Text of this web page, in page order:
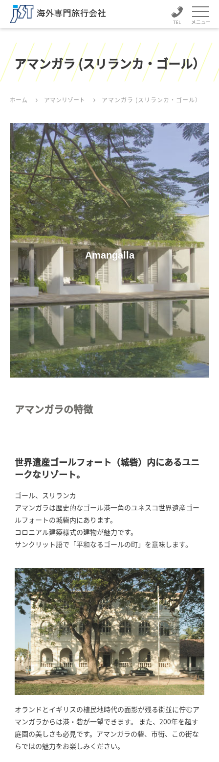
メニュー
アマンガラ (スリランカ・ゴール）
ホーム アマンリゾート アマンガラ (スリランカ・ゴール）
Amangalla
アマンガラの特徴
世界遺産ゴールフォート（城砦）内にあるユニ
ークなリゾート。
ゴール、スリランカ
アマンガラは歴史的なゴール港一角のユネスコ世界遺産ゴー
ルフォートの城砦内にあります。
コロニアル建築様式の建物が魅力です。
サンクリット語で「平和なるゴールの町」を意味します。
オランドとイギリスの植民地時代の面影が残る街並に佇むア
マンガラからは港・砦が一望できます。 また、200年を超す
庭園の美しさも必見です。アマンガラの砦、市街、この街な
らではの魅力をお楽しみください。